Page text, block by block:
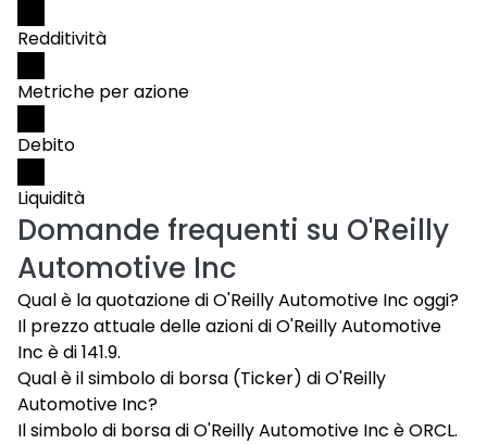
Redditività
Metriche per azione
Debito
Liquidità
Domande frequenti su O'Reilly
Automotive Inc
Qual è la quotazione di O'Reilly Automotive Inc oggi?
Il prezzo attuale delle azioni di O'Reilly Automotive
Inc è di 141.9.
Qual è il simbolo di borsa (Ticker) di O'Reilly
Automotive Inc?
Il simbolo di borsa di O'Reilly Automotive Inc è ORCL.